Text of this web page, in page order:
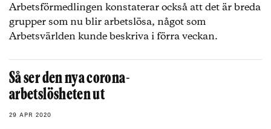
Arbetsförmedlingen konstaterar också att det är breda
grupper som nu blir arbetslösa, något som
Arbetsvärlden kunde beskriva i förra veckan.
Så ser den nya corona-
arbetslösheten ut
29 APR 2020